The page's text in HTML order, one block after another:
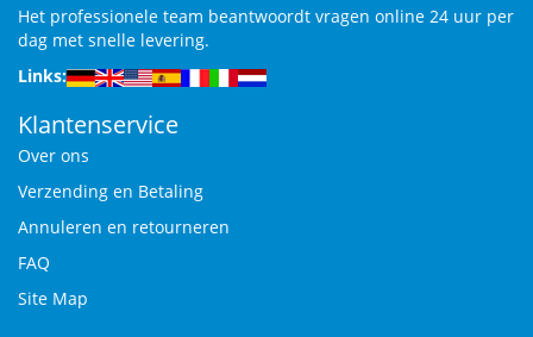
Het professionele team beantwoordt vragen online 24 uur per
dag met snelle levering.
Links:
Klantenservice
Over ons
Verzending en Betaling
Annuleren en retourneren
FAQ
Site Map